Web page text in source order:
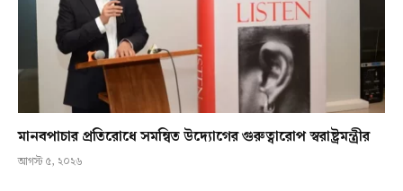
মানবপাচার প্রতিরোধে সমন্বিত উদ্যোগের গুরুত্বারোপ স্বরাষ্ট্রমন্ত্রীর
আগস্ট ৫, ২০২৬